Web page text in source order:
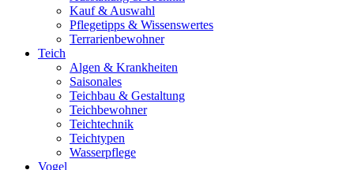
Kauf & Auswahl
Pflegetipps & Wissenswertes
Terrarienbewohner
Teich
Algen & Krankheiten
Saisonales
Teichbau & Gestaltung
Teichbewohner
Teichtechnik
Teichtypen
Wasserpflege
Vogel